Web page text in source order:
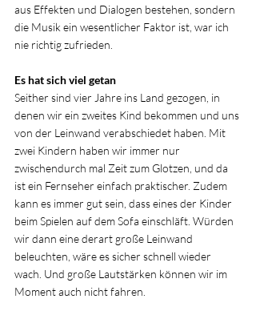
aus Effekten und Dialogen bestehen, sondern
die Musik ein wesentlicher Faktor ist, war ich
nie richtig zufrieden.
Es hat sich viel getan
Seither sind vier Jahre ins Land gezogen, in
denen wir ein zweites Kind bekommen und uns
von der Leinwand verabschiedet haben. Mit
zwei Kindern haben wir immer nur
zwischendurch mal Zeit zum Glotzen, und da
ist ein Fernseher einfach praktischer. Zudem
kann es immer gut sein, dass eines der Kinder
beim Spielen auf dem Sofa einschläft. Würden
wir dann eine derart große Leinwand
beleuchten, wäre es sicher schnell wieder
wach. Und große Lautstärken können wir im
Moment auch nicht fahren.